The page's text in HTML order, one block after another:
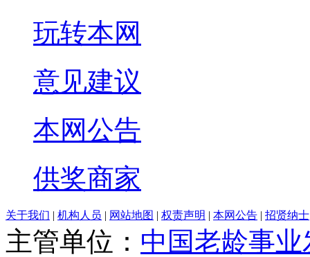
玩转本网
意见建议
本网公告
供奖商家
关于我们 | 机构人员 | 网站地图 | 权责声明 | 本网公告 | 招贤纳士
主管单位： 中国老龄事